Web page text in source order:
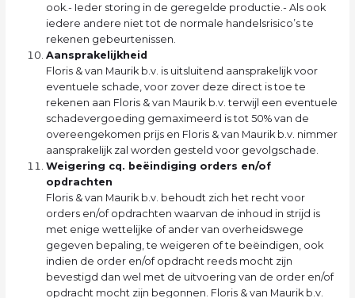
ook.- Ieder storing in de geregelde productie.- Als ook
iedere andere niet tot de normale handelsrisico’s te
rekenen gebeurtenissen.
Aansprakelijkheid
Floris & van Maurik b.v. is uitsluitend aansprakelijk voor
eventuele schade, voor zover deze direct is toe te
rekenen aan Floris & van Maurik b.v. terwijl een eventuele
schadevergoeding gemaximeerd is tot 50% van de
overeengekomen prijs en Floris & van Maurik b.v. nimmer
aansprakelijk zal worden gesteld voor gevolgschade.
Weigering cq. beëindiging orders en/of
opdrachten
Floris & van Maurik b.v. behoudt zich het recht voor
orders en/of opdrachten waarvan de inhoud in strijd is
met enige wettelijke of ander van overheidswege
gegeven bepaling, te weigeren of te beëindigen, ook
indien de order en/of opdracht reeds mocht zijn
bevestigd dan wel met de uitvoering van de order en/of
opdracht mocht zijn begonnen. Floris & van Maurik b.v.